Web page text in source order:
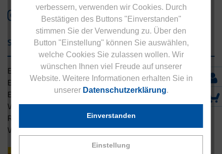
verbessern, verwenden wir Cookies. Durch
Bestätigen des Buttons "Einverstanden"
stimmen Sie der Verwendung zu. Über den
Button "Einstellung" können Sie auswählen,
welche Cookies Sie zulassen wollen. Wir
wünschen Ihnen viel Freude auf unserer
Website. Weitere Informationen erhalten Sie in
unserer Datenschutzerklärung.
Einstellung
Einverstanden
Service & Versand
Eucell Gesundheitsservice
Eucell Ernährungscoach
Eucell Fitness Coach
Versandbedingungen
Rücksendung
Versandpartner innerhalb Deutschlands